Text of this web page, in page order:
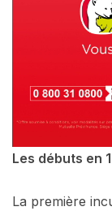
Les débuts en
La première